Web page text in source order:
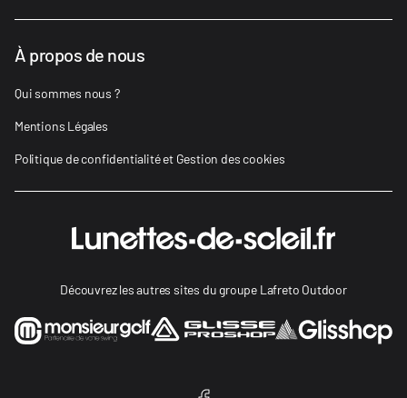
À propos de nous
Qui sommes nous ?
Mentions Légales
Politique de confidentialité et Gestion des cookies
Découvrez les autres sites du groupe Lafreto Outdoor